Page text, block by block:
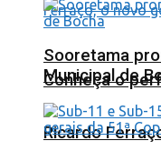
Conheça o
Ricardo
Sooretama
Municipal de